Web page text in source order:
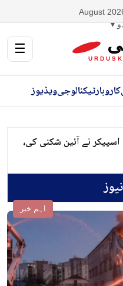
▾
☰
کاروبارٹیکنالوجیویڈیوز
نے آئین شکنی کی،
اہم خبر